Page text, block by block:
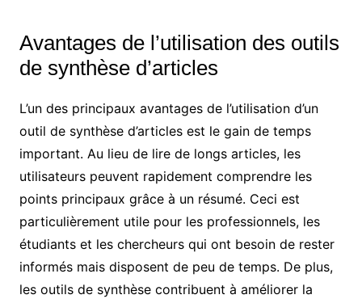
Avantages de l’utilisation des outils
de synthèse d’articles
L’un des principaux avantages de l’utilisation d’un
outil de synthèse d’articles est le gain de temps
important. Au lieu de lire de longs articles, les
utilisateurs peuvent rapidement comprendre les
points principaux grâce à un résumé. Ceci est
particulièrement utile pour les professionnels, les
étudiants et les chercheurs qui ont besoin de rester
informés mais disposent de peu de temps. De plus,
les outils de synthèse contribuent à améliorer la